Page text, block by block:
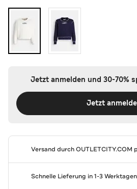
Jetzt anmelden und 30-70%
Jetzt
Versand durchOUTLETCITY.COM
Schnelle Lieferung in 1-3 Werktagen